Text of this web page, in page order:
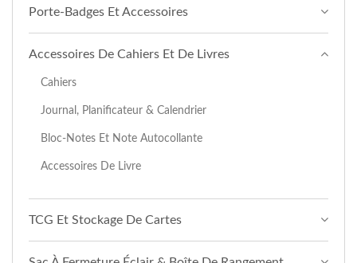
Porte-Badges Et Accessoires
Accessoires De Cahiers Et De Livres
Cahiers
Journal, Planificateur & Calendrier
Bloc-Notes Et Note Autocollante
Accessoires De Livre
TCG Et Stockage De Cartes